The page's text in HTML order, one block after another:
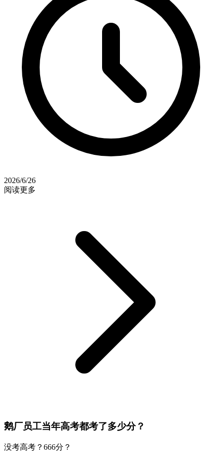
2026/6/26
阅读更多
鹅厂员工当年高考都考了多少分？
没考高考？666分？